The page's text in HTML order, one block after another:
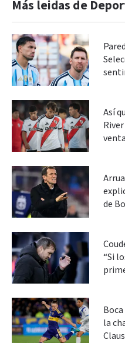
Más leidas de
Así
de
“Si
la